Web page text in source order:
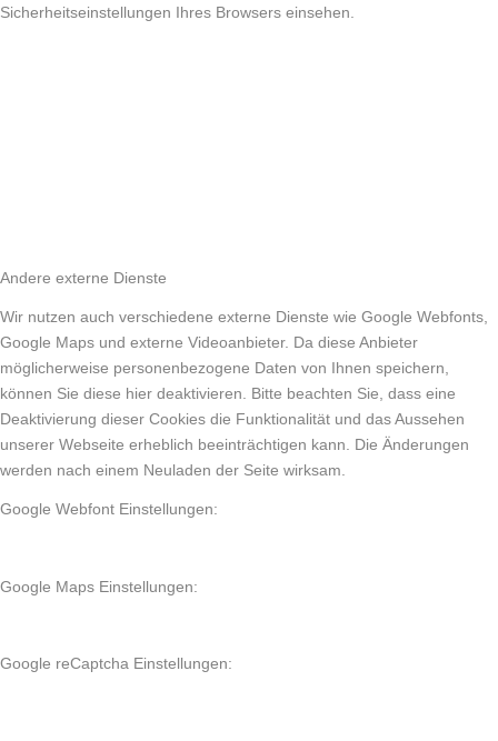
Sicherheitseinstellungen Ihres Browsers einsehen.
Andere externe Dienste
Wir nutzen auch verschiedene externe Dienste wie Google Webfonts,
Google Maps und externe Videoanbieter. Da diese Anbieter
möglicherweise personenbezogene Daten von Ihnen speichern,
können Sie diese hier deaktivieren. Bitte beachten Sie, dass eine
Deaktivierung dieser Cookies die Funktionalität und das Aussehen
unserer Webseite erheblich beeinträchtigen kann. Die Änderungen
werden nach einem Neuladen der Seite wirksam.
Google Webfont Einstellungen:
Google Maps Einstellungen:
Google reCaptcha Einstellungen: